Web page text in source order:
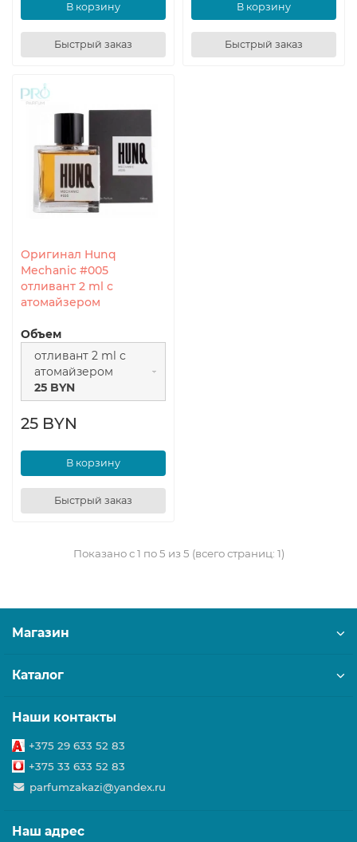
В корзину
Быстрый заказ
В корзину
Быстрый заказ
Оригинал Hunq
Mechanic #005
отливант 2 ml с
атомайзером
Объем
отливант 2 ml с
атомайзером
25 BYN
25 BYN
В корзину
Быстрый заказ
Показано с 1 по 5 из 5 (всего страниц: 1)
Магазин
Каталог
Наши контакты
+375 29 633 52 83
+375 33 633 52 83
parfumzakazi@yandex.ru
Наш адрес